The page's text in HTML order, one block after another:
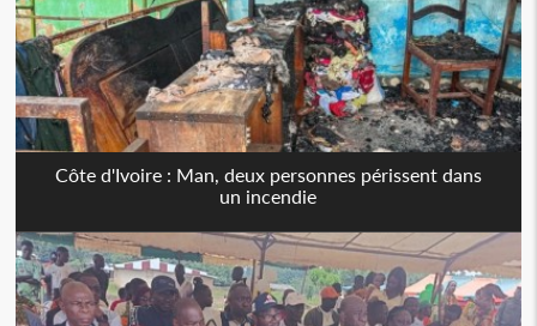
Côte d'Ivoire : Man, deux personnes périssent dans
un incendie